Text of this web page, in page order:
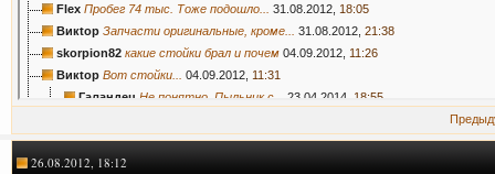
Flex Пробег 74 тыс. Тоже подошло... 31.08.2012, 18:05
Викtор Запчасти оригинальные, кроме... 31.08.2012, 21:38
skorpion82 какие стойки брал и почем 04.09.2012, 11:26
Викtор Вот стойки... 04.09.2012, 11:31
Галандец Не понятно. Пыльник с... 23.04.2014, 18:55
Викtор Так это в Москве, пока к нам...04.09.2012,13:21
boozav стойки стабилизатора и втулки...
26.08.2012, 18:12